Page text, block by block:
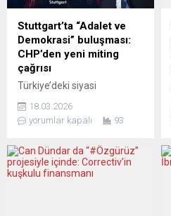
Bakanı Gabrielius
Landsbergis ve Polonya
Dışişleri Bakanı Zbigniew
Rau’yla başkent Riga’da bir
araya geldiği belirtildi.
Açıklamada, dışişleri...
Stuttgart’ta “Adalet ve
Demokrasi” buluşması:
CHP’den yeni miting
çağrısı
Türkiye’deki siyasi
Avrupa’da da yankı bulmaya
devam ediyor. Cumhuriyet
Almanya’daki teşkilatları,
artan siyasi baskılar ve
18.03.2026
yorumlar kapalı
93